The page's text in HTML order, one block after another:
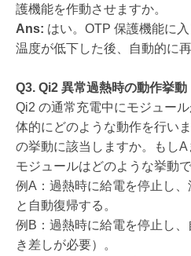
護機能を作動させますか。
Ans: はい。OTP 保護機能に
温度が低下した後、自動的に
Q3. Qi2 異常過熱時の動作挙動
Qi2 の通常充電中にモジュー
体的にどのような動作を行い
の挙動に該当しますか。もし
モジュールはどのような挙動
例A：過熱時に給電を停止し
と自動復帰する。
例B：過熱時に給電を停止し
き差しが必要）。